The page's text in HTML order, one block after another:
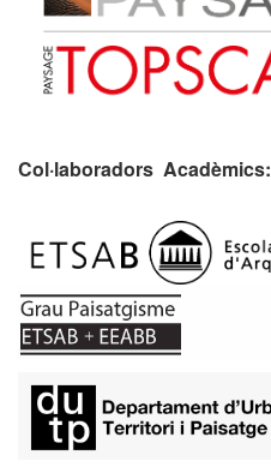
Col·laboradors Acadèmics: